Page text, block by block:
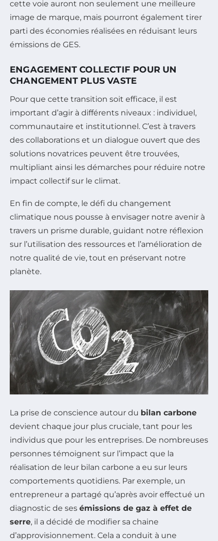
cette voie auront non seulement une meilleure
image de marque, mais pourront également tirer
parti des économies réalisées en réduisant leurs
émissions de GES.
ENGAGEMENT COLLECTIF POUR UN
CHANGEMENT PLUS VASTE
Pour que cette transition soit efficace, il est
important d’agir à différents niveaux : individuel,
communautaire et institutionnel. C’est à travers
des collaborations et un dialogue ouvert que des
solutions novatrices peuvent être trouvées,
multipliant ainsi les démarches pour réduire notre
impact collectif sur le climat.
En fin de compte, le défi du changement
climatique nous pousse à envisager notre avenir à
travers un prisme durable, guidant notre réflexion
sur l’utilisation des ressources et l’amélioration de
notre qualité de vie, tout en préservant notre
planète.
La prise de conscience autour du bilan carbone
devient chaque jour plus cruciale, tant pour les
individus que pour les entreprises. De nombreuses
personnes témoignent sur l’impact que la
réalisation de leur bilan carbone a eu sur leurs
comportements quotidiens. Par exemple, un
entrepreneur a partagé qu’après avoir effectué un
diagnostic de ses émissions de gaz à effet de
serre, il a décidé de modifier sa chaine
d’approvisionnement. Cela a conduit à une